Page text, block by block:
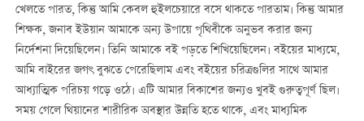
খেলতে পারত, কিন্তু আমি কেবল হুইলচেয়ারে বসে থাকতে পারতাম। কিন্তু আমার
শিক্ষক, জনাব ইউয়ান আমাকে অন্য উপায়ে পৃথিবীকে অনুভব করার জন্য
নির্দেশনা দিয়েছিলেন। তিনি আমাকে বই পড়তে শিখিয়েছিলেন। বইয়ের মাধ্যমে,
আমি বাইরের জগৎ বুঝতে পেরেছিলাম এবং বইয়ের চরিত্রগুলির সাথে আমার
আধ্যাত্মিক পরিচয় গড়ে ওঠে। এটি আমার বিকাশের জন্যও খুবই গুরুত্বপূর্ণ ছিল।
সময় গেলে থিয়ানের শারীরিক অবস্থার উন্নতি হতে থাকে, এবং মাধ্যমিক